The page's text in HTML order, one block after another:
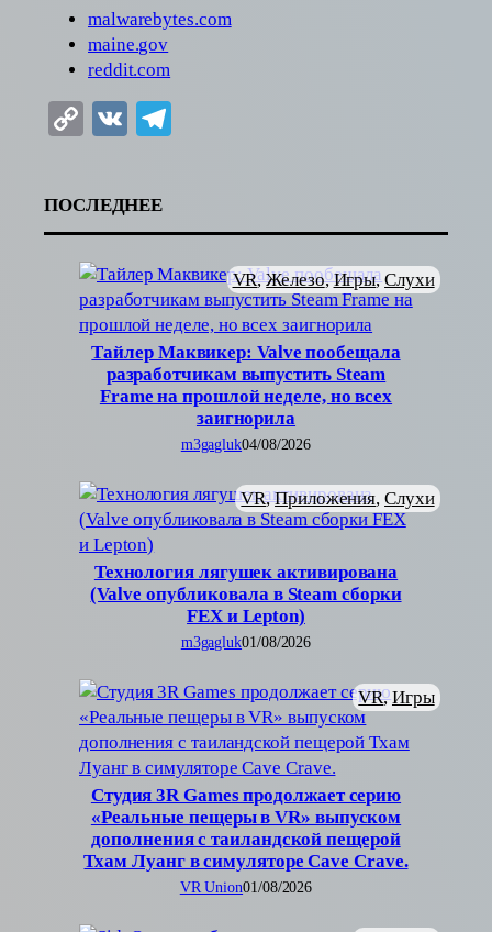
malwarebytes.com
maine.gov
reddit.com
Copy
VK
ПОСЛЕДНЕЕ
Тайлер Маквикер: Valve пообещала
разработчикам выпустить Steam
Frame на прошлой неделе, но всех
заигнорила
VR, Железо, Игры, Слухи
m3gagluk04/08/2026
Технология лягушек активирована
(Valve опубликовала в Steam сборки
FEX и Lepton)
VR, Приложения, Слухи
m3gagluk01/08/2026
Студия 3R Games продолжает серию
«Реальные пещеры в VR» выпуском
дополнения с таиландской пещерой
Тхам Луанг в симуляторе Cave Crave.
VR, Игры
VR Union01/08/2026